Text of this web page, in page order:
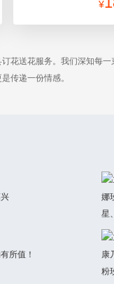
¥
花送花服务。我们深知每
传递一份情感。
所值！